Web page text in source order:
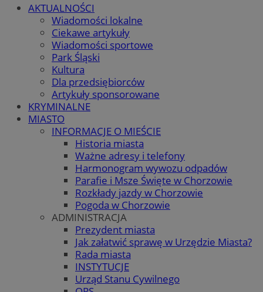
AKTUALNOŚCI
Wiadomości lokalne
Ciekawe artykuły
Wiadomości sportowe
Park Śląski
Kultura
Dla przedsiębiorców
Artykuły sponsorowane
KRYMINALNE
MIASTO
INFORMACJE O MIEŚCIE
Historia miasta
Ważne adresy i telefony
Harmonogram wywozu odpadów
Parafie i Msze Święte w Chorzowie
Rozkłady jazdy w Chorzowie
Pogoda w Chorzowie
ADMINISTRACJA
Prezydent miasta
Jak załatwić sprawę w Urzędzie Miasta?
Rada miasta
INSTYTUCJE
Urząd Stanu Cywilnego